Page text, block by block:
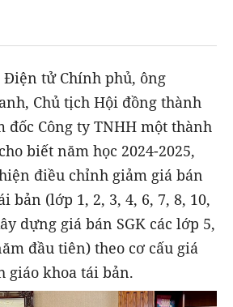
Điện tử Chính phủ, ông
Chủ tịch Hội đồng thành
đốc Công ty TNHH một thành
biết năm học 2024-2025,
điều chỉnh giảm giá bán
bản (lớp 1, 2, 3, 4, 6, 7, 8, 10,
dựng giá bán SGK các lớp 5,
đầu tiên) theo cơ cấu giá
giáo khoa tái bản.